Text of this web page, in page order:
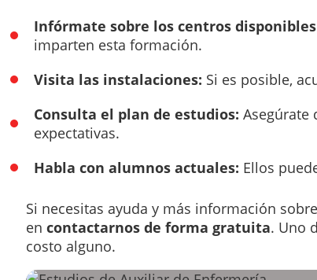
Infórmate sobre los centros
imparten esta formación.
Visita las instalaciones: Si es posible,
Consulta el plan de estudios: Asegúrate
expectativas.
Habla con alumnos actuales: Ellos
Si necesitas ayuda y más información
en contactarnos de forma gratuita. Uno
costo alguno.